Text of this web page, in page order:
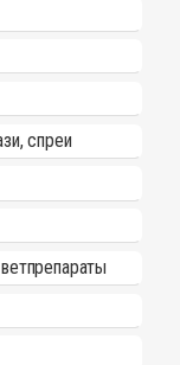
спреи